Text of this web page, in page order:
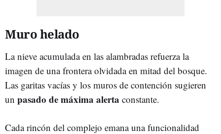
Muro helado
La nieve acumulada en las alambradas refuerza la
imagen de una frontera olvidada en mitad del bosque.
Las garitas vacías y los muros de contención sugieren
un pasado de máxima alerta constante.
Cada rincón del complejo emana una funcionalidad